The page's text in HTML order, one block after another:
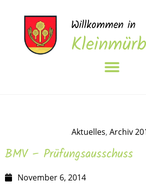
Willkommen in
Aktuelles, Archiv
BMV – Prüfungsausschuss
November 6, 2014